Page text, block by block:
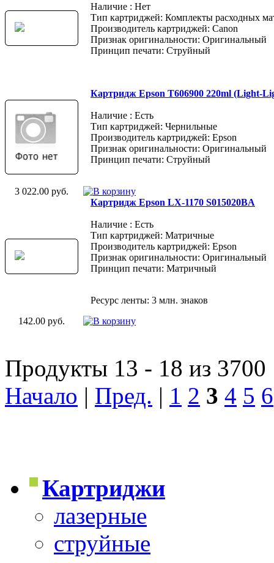
Наличие : Нет
Тип картриджей: Комплекты расходных
Производитель картриджей: Canon
Признак оригинальности: Оригинальный
Принцип печати: Струйный
Картридж Epson T606900 220ml (Light-
Наличие : Есть
Тип картриджей: Чернильные
Производитель картриджей: Epson
Признак оригинальности: Оригинальный
Принцип печати: Струйный
3 022.00 руб.
Картридж Epson LX-1170 S015020BA
Наличие : Есть
Тип картриджей: Матричные
Производитель картриджей: Epson
Признак оригинальности: Оригинальный
Принцип печати: Матричный
Ресурс ленты: 3 млн. знаков
142.00 руб.
Продукты 13 - 18 из 3700
Начало | Пред. | 1 2 3 4 5 6
Картриджи
лазерные
струйные